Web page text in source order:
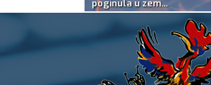
poginula u zem...